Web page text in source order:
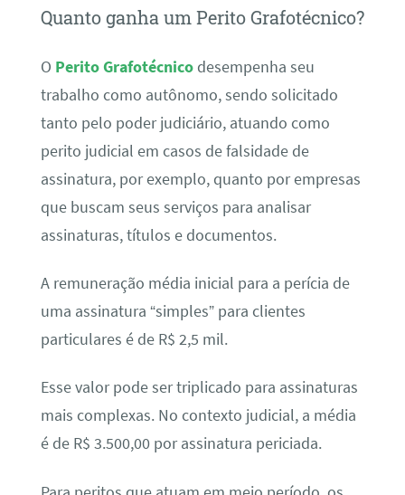
Quanto ganha um Perito Grafotécnico?
O Perito Grafotécnicodesempenha seu
trabalho como autônomo, sendo solicitado
tanto pelo poder judiciário, atuando como
perito judicial em casos de falsidade de
assinatura, por exemplo, quanto por empresas
que buscam seus serviços para analisar
assinaturas, títulos e documentos.
A remuneração média inicial para a perícia de
uma assinatura “simples” para clientes
particulares é de R$ 2,5 mil.
Esse valor pode ser triplicado para assinaturas
mais complexas. No contexto judicial, a média
é de R$ 3.500,00 por assinatura periciada.